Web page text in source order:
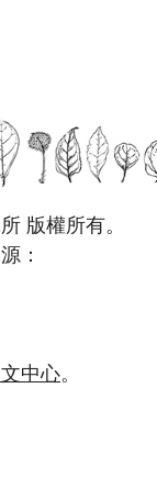
版權所有。
：
中心。